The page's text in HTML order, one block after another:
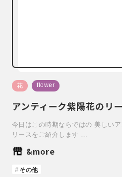
花 flower
アンティーク紫陽花のリ
今日はこの時期ならではの 美しい
リースをご紹介します …
&more
その他